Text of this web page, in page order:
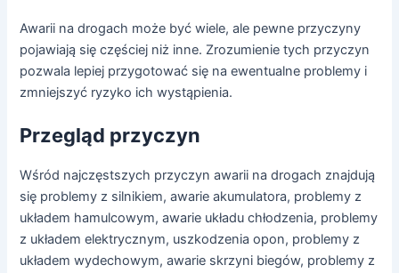
Awarii na drogach może być wiele, ale pewne przyczyny
pojawiają się częściej niż inne. Zrozumienie tych przyczyn
pozwala lepiej przygotować się na ewentualne problemy i
zmniejszyć ryzyko ich wystąpienia.
Przegląd przyczyn
Wśród najczęstszych przyczyn awarii na drogach znajdują
się problemy z silnikiem, awarie akumulatora, problemy z
układem hamulcowym, awarie układu chłodzenia, problemy
z układem elektrycznym, uszkodzenia opon, problemy z
układem wydechowym, awarie skrzyni biegów, problemy z